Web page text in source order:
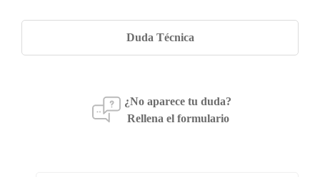
Duda Técnica
¿No aparece tu duda?
Rellena el formulario